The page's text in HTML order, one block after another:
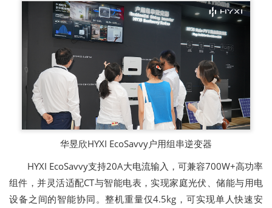
华昱欣HYXI EcoSavvy户用组串逆变器
HYXI EcoSavvy支持20A大电流输入，可兼容700W+高功率
组件，并灵活适配CT与智能电表，实现家庭光伏、储能与用电
设备之间的智能协同。整机重量仅4.5kg，可实现单人快速安